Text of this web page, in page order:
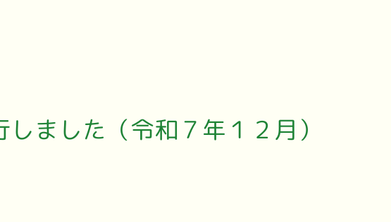
ました（令和７年１２月）